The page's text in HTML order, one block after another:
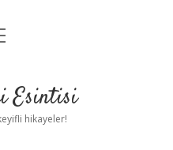
Esintisi
hikayeler!